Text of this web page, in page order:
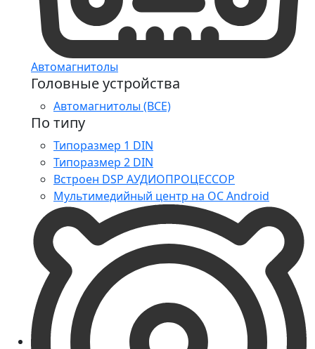
Автомагнитолы
Головные устройства
Автомагнитолы (ВСЕ)
По типу
Типоразмер 1 DIN
Типоразмер 2 DIN
Встроен DSP АУДИОПРОЦЕССОР
Мультимедийный центр на ОС Android